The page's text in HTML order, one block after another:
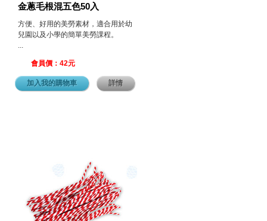
金蔥毛根混五色50入
方便、好用的美勞素材，適合用於幼
兒園以及小學的簡單美勞課程。
...
會員價：42元
加入我的購物車 詳情